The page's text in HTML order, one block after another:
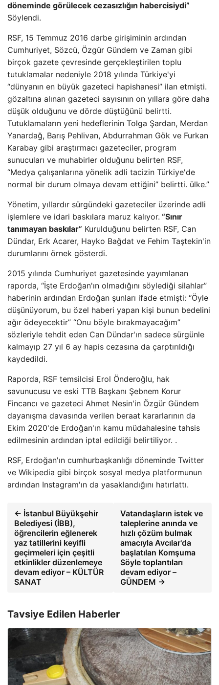
döneminde görülecek cezasızlığın habercisiydi”
Söylendi.
RSF, 15 Temmuz 2016 darbe girişiminin ardından
Cumhuriyet, Sözcü, Özgür Gündem ve Zaman gibi
birçok gazete çevresinde gerçekleştirilen toplu
tutuklamalar nedeniyle 2018 yılında Türkiye'yi
“dünyanın en büyük gazeteci hapishanesi” ilan etmişti.
gözaltına alınan gazeteci sayısının on yıllara göre daha
düşük olduğunu ve dörde düştüğünü belirtti.
Tutuklamaların yeni hedeflerinin Tolga Şardan, Merdan
Yanardağ, Barış Pehlivan, Abdurrahman Gök ve Furkan
Karabay gibi araştırmacı gazeteciler, program
sunucuları ve muhabirler olduğunu belirten RSF,
“Medya çalışanlarına yönelik adli tacizin Türkiye'de
normal bir durum olmaya devam ettiğini” belirtti. ülke.”
Yönetim, yıllardır sürgündeki gazeteciler üzerinde adli
işlemlere ve idari baskılara maruz kalıyor. “Sınır
tanımayan baskılar” Kurulduğunu belirten RSF, Can
Dündar, Erk Acarer, Hayko Bağdat ve Fehim Taştekin'in
durumlarını örnek gösterdi.
2015 yılında Cumhuriyet gazetesinde yayımlanan
raporda, “İşte Erdoğan'ın olmadığını söylediği silahlar”
haberinin ardından Erdoğan şunları ifade etmişti: “Öyle
düşünüyorum, bu özel haberi yapan kişi bunun bedelini
ağır ödeyecektir” “Onu böyle bırakmayacağım”
sözleriyle tehdit eden Can Dündar'ın sadece sürgünle
kalmayıp 27 yıl 6 ay hapis cezasına da çarptırıldığı
kaydedildi.
Raporda, RSF temsilcisi Erol Önderoğlu, hak
savunucusu ve eski TTB Başkanı Şebnem Korur
Fincancı ve gazeteci Ahmet Nesin'in Özgür Gündem
dayanışma davasında verilen beraat kararlarının da
Ekim 2020'de Erdoğan'ın kamu müdahalesine tahsis
edilmesinin ardından iptal edildiği belirtiliyor. .
RSF, Erdoğan'ın cumhurbaşkanlığı döneminde Twitter
ve Wikipedia gibi birçok sosyal medya platformunun
ardından Instagram'ın da yasaklandığını hatırlattı.
← İstanbul Büyükşehir
Belediyesi (İBB),
öğrencilerin eğlenerek
yaz tatillerini keyifli
geçirmeleri için çeşitli
etkinlikler düzenlemeye
devam ediyor – KÜLTÜR
SANAT
Vatandaşların istek ve
taleplerine anında ve
hızlı çözüm bulmak
amacıyla Avcılar'da
başlatılan Komşuma
Söyle toplantıları
devam ediyor –
GÜNDEM →
Tavsiye Edilen Haberler